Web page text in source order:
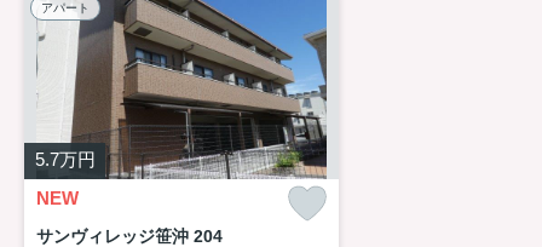
アパート
5.7万円
NEW
サンヴィレッジ笹沖 204